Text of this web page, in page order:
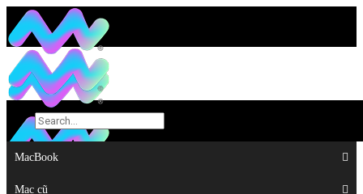
MacBook
MacBook
Mac cũ